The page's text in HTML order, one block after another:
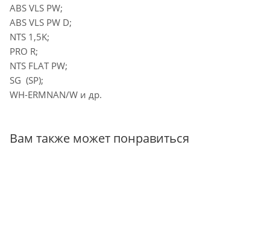
ABS VLS PW;
ABS VLS PW D;
NTS 1,5K;
PRO R;
NTS FLAT PW;
SG (SP);
WH-ERMNAN/W и др.
Вам также может понравиться